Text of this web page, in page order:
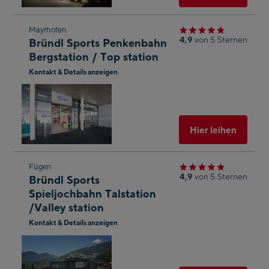
Zum
nächsten
Shop-
Ergebnis
springen
Mayrhofen
Bründl Sports Penkenbahn
Bergstation / Top station
Kontakt & Details anzeigen
4,9 von 5 Sternen
Hier leihen
Zum
nächsten
Shop-
Ergebnis
springen
Fügen
Bründl Sports
Spieljochbahn Talstation
/Valley station
Kontakt & Details anzeigen
4,9 von 5 Sternen